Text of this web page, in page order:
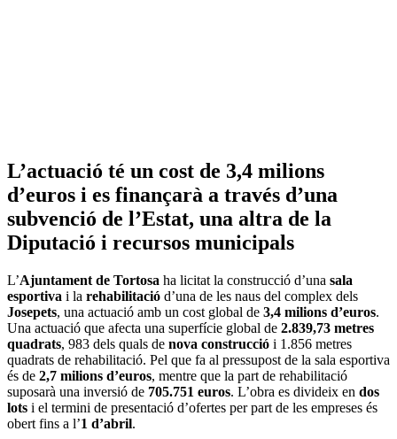
L’actuació té un cost de 3,4 milions
d’euros i es finançarà a través d’una
subvenció de l’Estat, una altra de la
Diputació i recursos municipals
L’Ajuntament de Tortosa ha licitat la construcció d’una sala
esportiva i la rehabilitació d’una de les naus del complex dels
Josepets, una actuació amb un cost global de 3,4 milions d’euros.
Una actuació que afecta una superfície global de 2.839,73 metres
quadrats, 983 dels quals de nova construcció i 1.856 metres
quadrats de rehabilitació. Pel que fa al pressupost de la sala esportiva
és de 2,7 milions d’euros, mentre que la part de rehabilitació
suposarà una inversió de 705.751 euros. L’obra es divideix en dos
lots i el termini de presentació d’ofertes per part de les empreses és
obert fins a l’1 d’abril.